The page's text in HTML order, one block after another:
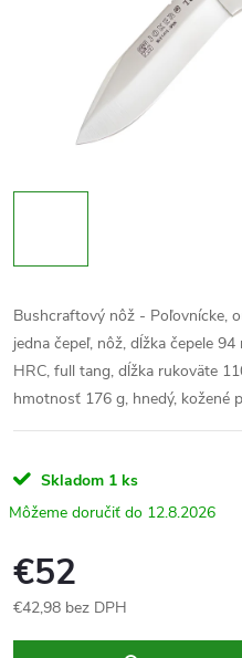
Bushcraftový nôž - Poľovnícke,
jedna čepeľ, nôž, dĺžka čepele
HRC, full tang, dĺžka rukoväte
hmotnosť 176 g, hnedý, kožené
Skladom 1 ks
12.8.2026
€52
€42,98 bez DPH